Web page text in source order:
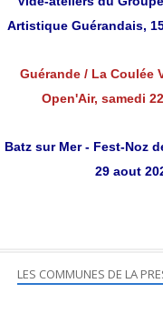
Artistique Guérandais,
Guérande / La Coulée
Open'Air, samedi
Batz sur Mer - Fest-Noz
29 aout
LES COMMUNES DE LA